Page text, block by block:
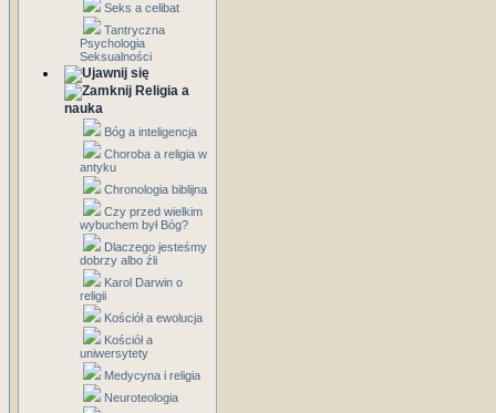
Seks a celibat
Tantryczna
Psychologia
Seksualności
Religia a
nauka
Bóg a inteligencja
Choroba a religia w
antyku
Chronologia biblijna
Czy przed wielkim
wybuchem był Bóg?
Dlaczego jesteśmy
dobrzy albo źli
Karol Darwin o
religii
Kościół a ewolucja
Kościół a
uniwersytety
Medycyna i religia
Neuroteologia